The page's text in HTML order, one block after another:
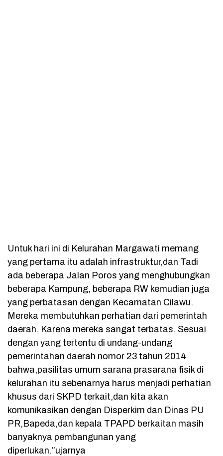
Untuk hari ini di Kelurahan Margawati memang
yang pertama itu adalah infrastruktur,dan Tadi
ada beberapa Jalan Poros yang menghubungkan
beberapa Kampung, beberapa RW kemudian juga
yang perbatasan dengan Kecamatan Cilawu.
Mereka membutuhkan perhatian dari pemerintah
daerah. Karena mereka sangat terbatas. Sesuai
dengan yang tertentu di undang-undang
pemerintahan daerah nomor 23 tahun 2014
bahwa,pasilitas umum sarana prasarana fisik di
kelurahan itu sebenarnya harus menjadi perhatian
khusus dari SKPD terkait,dan kita akan
komunikasikan dengan Disperkim dan Dinas PU
PR,Bapeda,dan kepala TPAPD berkaitan masih
banyaknya pembangunan yang
diperlukan.”ujarnya